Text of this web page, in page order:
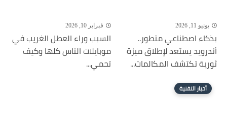
يونيو 11, 2026
بذكاء اصطناعي متطور..
أندرويد يستعد لإطلاق ميزة
ثورية تكتشف المكالمات...
فبراير 10, 2026
السبب وراء العطل الغريب في
موبايلات الناس كلها وكيف
تحمي...
أخبار التقنية